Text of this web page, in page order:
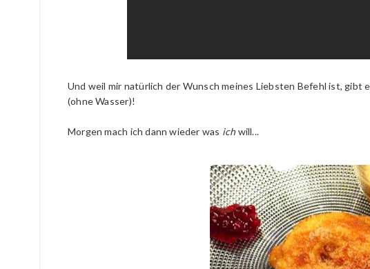
Und weil mir natürlich der Wunsch meines Liebsten Befehl ist, gibt
(ohne Wasser)!
Morgen mach ich dann wieder was ichwill...